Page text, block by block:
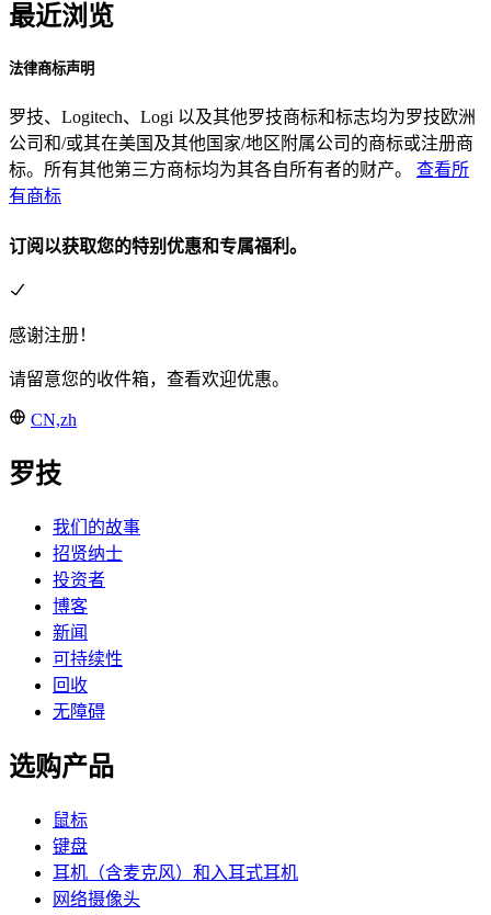
最近浏览
法律商标声明
罗技、Logitech、Logi 以及其他罗技商标和标志均为罗技欧洲
公司和/或其在美国及其他国家/地区附属公司的商标或注册商
标。所有其他第三方商标均为其各自所有者的财产。 查看所
有商标
订阅以获取您的特别优惠和专属福利。
感谢注册！
请留意您的收件箱，查看欢迎优惠。
CN,zh
罗技
我们的故事
招贤纳士
投资者
博客
新闻
可持续性
回收
无障碍
选购产品
鼠标
键盘
耳机（含麦克风）和入耳式耳机
网络摄像头